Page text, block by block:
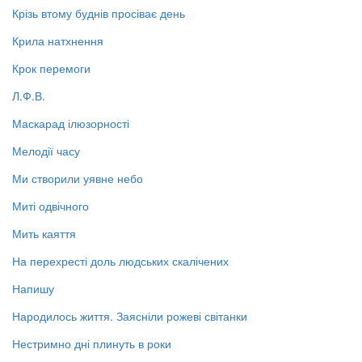
Крізь втому буднів просіває день
Крила натхнення
Крок перемоги
Л.Ф.В.
Маскарад ілюзорності
Мелодії часу
Ми створили уявне небо
Миті одвічного
Мить каяття
На перехресті доль людських скалічених
Напишу
Народилось життя. Заясніли рожеві світанки
Нестримно дні плинуть в роки